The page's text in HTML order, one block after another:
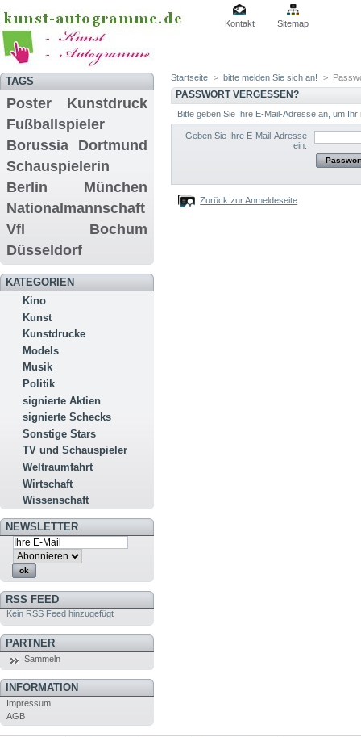
Kontakt Sitemap
TAGS
Poster
Kunstdruck
Fußballspieler
Borussia Dortmund
Schauspielerin
Berlin
München
Nationalmannschaft
Vfl Bochum
Düsseldorf
KATEGORIEN
Kino
Kunst
Kunstdrucke
Models
Musik
Politik
signierte Aktien
signierte Schecks
Sonstige Stars
TV und Schauspieler
Weltraumfahrt
Wirtschaft
Wissenschaft
NEWSLETTER
RSS FEED
Kein RSS Feed hinzugefügt
PARTNER
Sammeln
INFORMATION
Impressum
AGB
Startseite > bitte melden Sie sich an! >
PASSWORT VERGESSEN?
Bitte geben Sie Ihre E-Mail-Adresse an, um
Geben Sie Ihre E-Mail-Adresse
ein:
Zurück zur Anmeldeseite